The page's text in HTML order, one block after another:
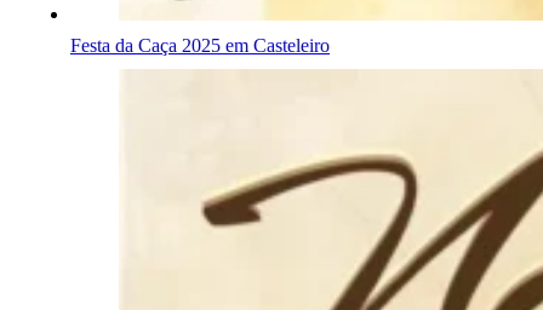
Festa da Caça 2025 em Casteleiro